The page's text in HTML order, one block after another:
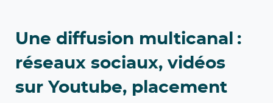
Une diffusion multicanal :
réseaux sociaux, vidéos
sur Youtube, placement